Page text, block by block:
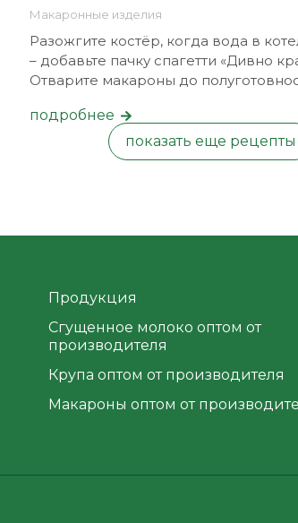
Макаронные изделия
Разожгите костёр, когда вода в
– добавьте пачку спагетти «Дивно
Отварите макароны до
подробнее
показать еще рецепты
Продукция
Сгущенное молоко оптом от
производителя
Крупа оптом от производителя
Макароны оптом от